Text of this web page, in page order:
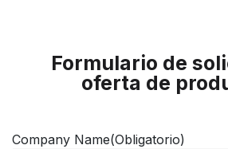
Formulario de
oferta de
Company Name(Obligatorio)